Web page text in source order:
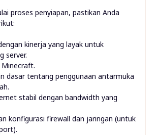
proses penyiapan, pastikan Anda
kinerja yang layak untuk
server.
Minecraft.
dasar tentang penggunaan antarmuka
stabil dengan bandwidth yang
konfigurasi firewall dan jaringan (untuk